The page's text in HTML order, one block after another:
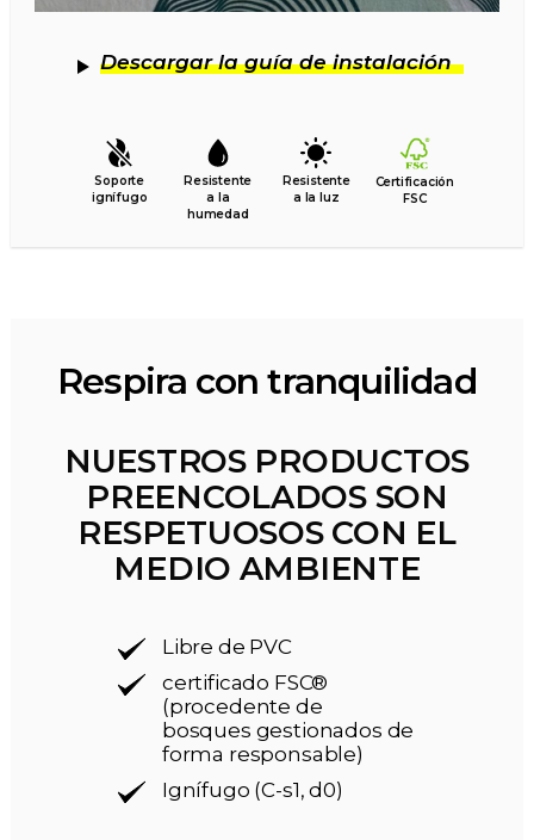
Descargar la guía de instalación
Soporte
ignífugo
Resistente
a la
humedad
Resistente
a la luz
Certificación
FSC
Respira con tranquilidad
NUESTROS PRODUCTOS
PREENCOLADOS SON
RESPETUOSOS CON EL
MEDIO AMBIENTE
Libre de PVC
certificado FSC®
(procedente de
bosques gestionados de
forma responsable)
Ignífugo (C-s1, d0)